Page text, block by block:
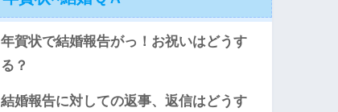
年賀状で結婚報告がっ！お祝いはどうす
る？
結婚報告に対しての返事、返信はどうす